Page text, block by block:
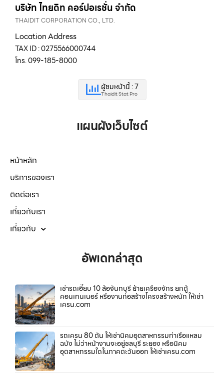
บริษัท ไทยดิท คอร์ปอเรชั่น จำกัด
THAIDIT CORPORATION CO., LTD.
Location Address
TAX ID : 0275566000744
โทร. 099-185-8000
ผู้ชมหน้านี้ : 7
Thaidit Stat Pro
แผนผังเว็บไซต์
หน้าหลัก
บริการของเรา
ติดต่อเรา
เกี่ยวกับเรา
เกี่ยวกับ
อัพเดทล่าสุด
เช่ารถเฮี๊ยบ 10 ล้อจันทบุรี ย้ายเครื่องจักร ยกตู้
คอนเทนเนอร์ หรืองานก่อสร้างโครงสร้างหนัก ให้เช่า
เครน.com
รถเครน 80 ตัน ให้เช่านิคมอุตสาหกรรมท่าเรือแหลม
ฉบัง ไม่ว่าหน้างานจะอยู่ชลบุรี ระยอง หรือนิคม
อุตสาหกรรมใดในภาคตะวันออก ให้เช่าเครน.com